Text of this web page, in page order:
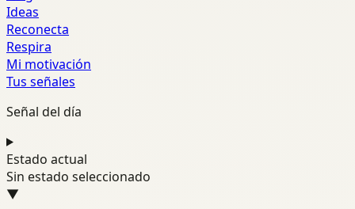
Ideas
Reconecta
Respira
Mi motivación
Tus señales
Señal del día
Estado actual
Sin estado seleccionado
▼